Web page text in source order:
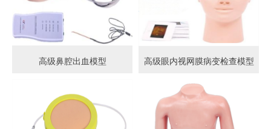
高级鼻腔出血模型 高级眼内视网膜病变检查模型